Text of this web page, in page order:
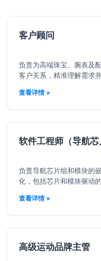
客户顾问
负责为高端珠宝、腕表及
客户关系，精准理解需求
查看详情 »
软件工程师（导航芯
负责导航芯片组和模块的
化，包括芯片和模块驱动
查看详情 »
高级运动品牌主管